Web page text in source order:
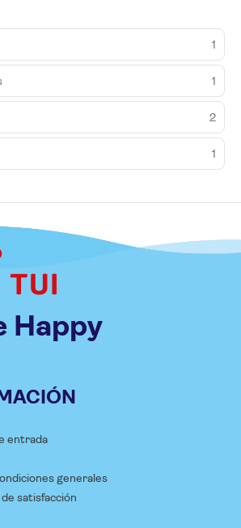
1
1
2
1
Happy
entrada
generales
satisfacción